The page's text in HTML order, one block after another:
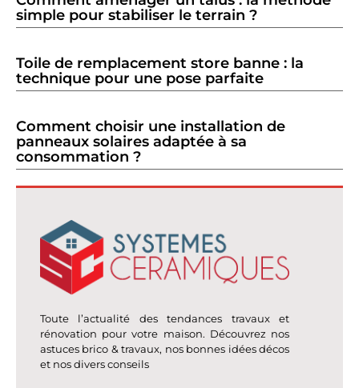
simple pour stabiliser le terrain ?
Toile de remplacement store banne : la
technique pour une pose parfaite
Comment choisir une installation de
panneaux solaires adaptée à sa
consommation ?
Toute l’actualité des tendances travaux et
rénovation pour votre maison. Découvrez nos
astuces brico & travaux, nos bonnes idées décos
et nos divers conseils